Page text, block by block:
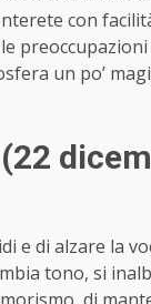
con
un po’
e di alzare la
tono, si
di